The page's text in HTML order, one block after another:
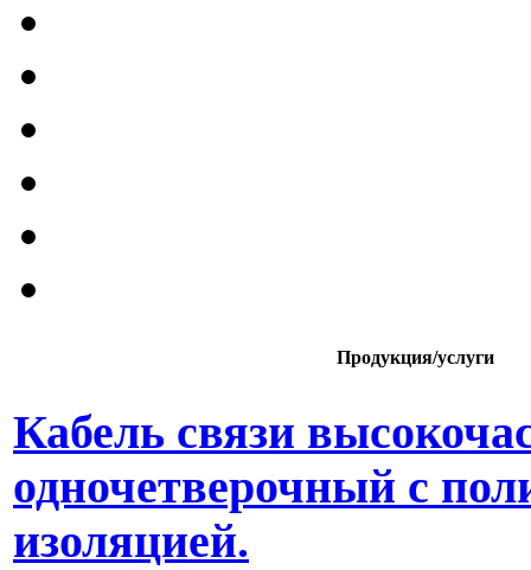
Продукция/услуги
Кабель связи
одночетверочный с
изоляцией.